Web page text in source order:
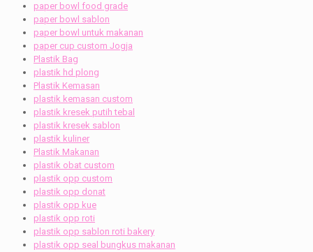
paper bowl food grade
paper bowl sablon
paper bowl untuk makanan
paper cup custom Jogja
Plastik Bag
plastik hd plong
Plastik Kemasan
plastik kemasan custom
plastik kresek putih tebal
plastik kresek sablon
plastik kuliner
Plastik Makanan
plastik obat custom
plastik opp custom
plastik opp donat
plastik opp kue
plastik opp roti
plastik opp sablon roti bakery
plastik opp seal bungkus makanan